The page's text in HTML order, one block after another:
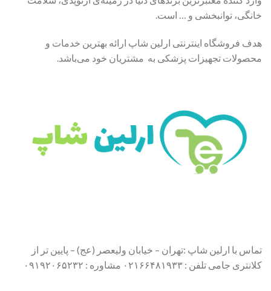
خانگی، توانبخشی و … است.
هدف فروشگاه اینترنتی ارلین شاپ ارائه بهترین خدمات و
محصولات تجهیزات پزشکی به مشتریان خود می‌باشد.
تماس با ارلین شاپ :تهران – خیابان ولیعصر (عج) – پایین تر از
کلانتری جامی تلفن : ۰۲۱۶۶۴۸۱۹۳۳ مشاوره : ۰۹۱۹۲۰۶۵۲۳۲